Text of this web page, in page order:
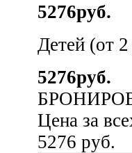
5276руб.
Детей (от
5276руб.
Цена за
5276 руб.